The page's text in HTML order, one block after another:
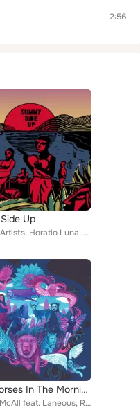
2:56
Up
Various Artists, Horatio Luna, Laneous, Dufresne, Audrey Powne, Zeitgeist Freedom Energy Exchange, Silentjay, Allysha Joy, Phil ...
Wild Horses In The Morning Sky
Barney McAll feat. Laneous, Rita Satch